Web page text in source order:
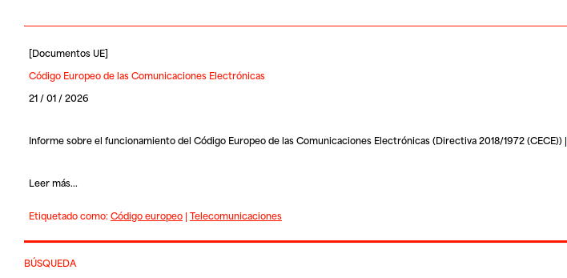
[Documentos UE]
Código Europeo de las Comunicaciones Electrónicas
21 / 01 / 2026
Informe sobre el funcionamiento del Código Europeo de las Comunicaciones Electrónicas (Directiva 2018/1972 (CECE)) |
Leer más...
Etiquetado como:Código europeo| Telecomunicaciones
BÚSQUEDA